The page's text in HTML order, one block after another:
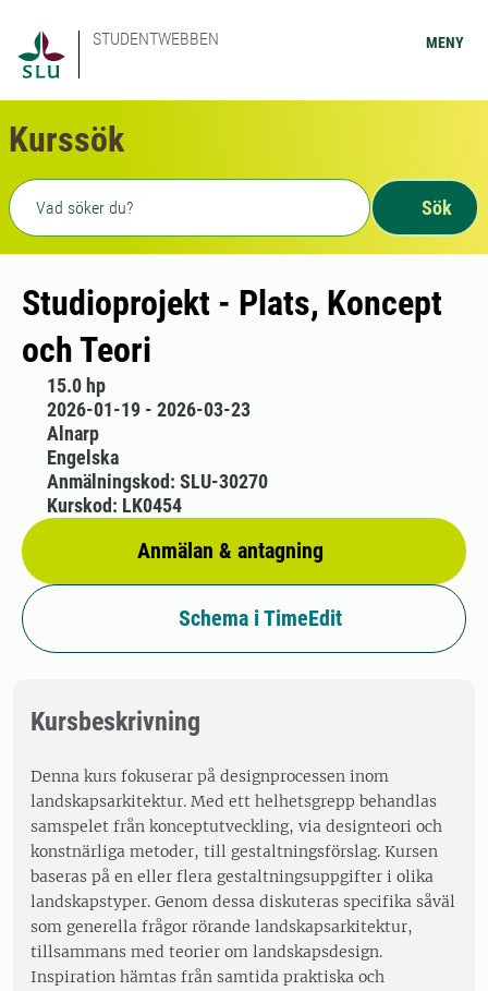
STUDENTWEBBEN MENY
Kurssök
Fritext sökning
Sök
Studioprojekt - Plats, Koncept
och Teori
15.0 hp
2026-01-19 - 2026-03-23
Alnarp
Engelska
Anmälan & antagning
Anmälningskod: SLU-30270
Kurskod: LK0454
Schema i TimeEdit
Kursbeskrivning
Denna kurs fokuserar på designprocessen inom
landskapsarkitektur. Med ett helhetsgrepp behandlas
samspelet från konceptutveckling, via designteori och
konstnärliga metoder, till gestaltningsförslag. Kursen
baseras på en eller flera gestaltningsuppgifter i olika
landskapstyper. Genom dessa diskuteras specifika såväl
som generella frågor rörande landskapsarkitektur,
tillsammans med teorier om landskapsdesign.
Inspiration hämtas från samtida praktiska och